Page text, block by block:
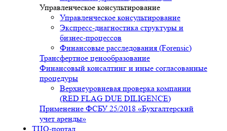
Управленческое консультирование
Управленческое консультирование
Экспресс-диагностика структуры и
бизнес-процессов
Финансовые расследования (Forensic)
Трансфертное ценообразование
Финансовый консалтинг и иные согласованные
процедуры
Верхнеуровневая проверка компании
(RED FLAG DUE DILIGENCE)
Применение ФСБУ 25/2018 «Бухгалтерский
учет аренды»
ТЦО-портал